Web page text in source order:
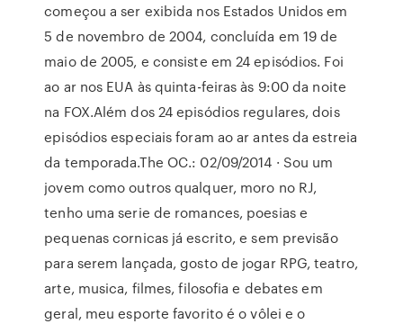
começou a ser exibida nos Estados Unidos em
5 de novembro de 2004, concluída em 19 de
maio de 2005, e consiste em 24 episódios. Foi
ao ar nos EUA às quinta-feiras às 9:00 da noite
na FOX.Além dos 24 episódios regulares, dois
episódios especiais foram ao ar antes da estreia
da temporada.The OC.: 02/09/2014 · Sou um
jovem como outros qualquer, moro no RJ,
tenho uma serie de romances, poesias e
pequenas cornicas já escrito, e sem previsão
para serem lançada, gosto de jogar RPG, teatro,
arte, musica, filmes, filosofia e debates em
geral, meu esporte favorito é o vôlei e o